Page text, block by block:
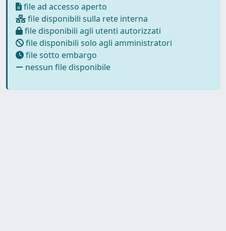
file ad accesso aperto
file disponibili sulla rete interna
file disponibili agli utenti autorizzati
file disponibili solo agli amministratori
file sotto embargo
nessun file disponibile